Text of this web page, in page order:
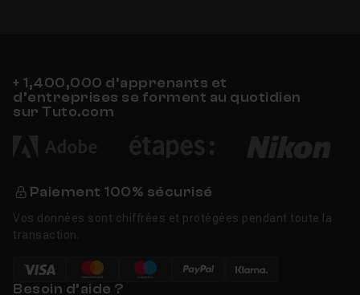
+ 1,400,000 d’apprenants et
d’entreprises se forment au quotidien
sur Tuto.com
Paiement 100% sécurisé
Vos données sont chiffrées et protégées pendant toute la
transaction.
Besoin d’aide ?